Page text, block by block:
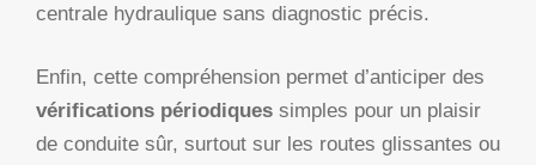
centrale hydraulique sans diagnostic précis.
Enfin, cette compréhension permet d’anticiper des
vérifications périodiques simples pour un plaisir
de conduite sûr, surtout sur les routes glissantes ou